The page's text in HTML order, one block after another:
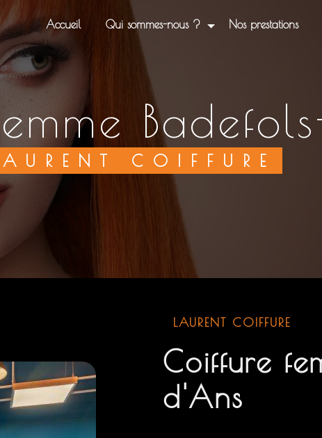
Accueil Qui sommes-nous ? Nos prestations
LAURENT COIFFURE
LAURENT COIFFURE
coiffure femme à Badefols-
d'Ans